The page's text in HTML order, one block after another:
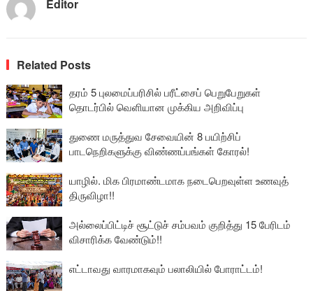
Editor
Related Posts
தரம் 5 புலமைப்பரிசில் பரீட்சைப் பெறுபேறுகள்
தொடர்பில் வெளியான முக்கிய அறிவிப்பு
துணை மருத்துவ சேவையின் 8 பயிற்சிப்
பாடநெறிகளுக்கு விண்ணப்பங்கள் கோரல்!
யாழில். மிக பிரமாண்டமாக நடைபெறவுள்ள உணவுத்
திருவிழா!!
அல்லைப்பிட்டிச் சூட்டுச் சம்பவம் குறித்து 15 பேரிடம்
விசாரிக்க வேண்டும்!!
எட்டாவது வாரமாகவும் பலாலியில் போராட்டம்!